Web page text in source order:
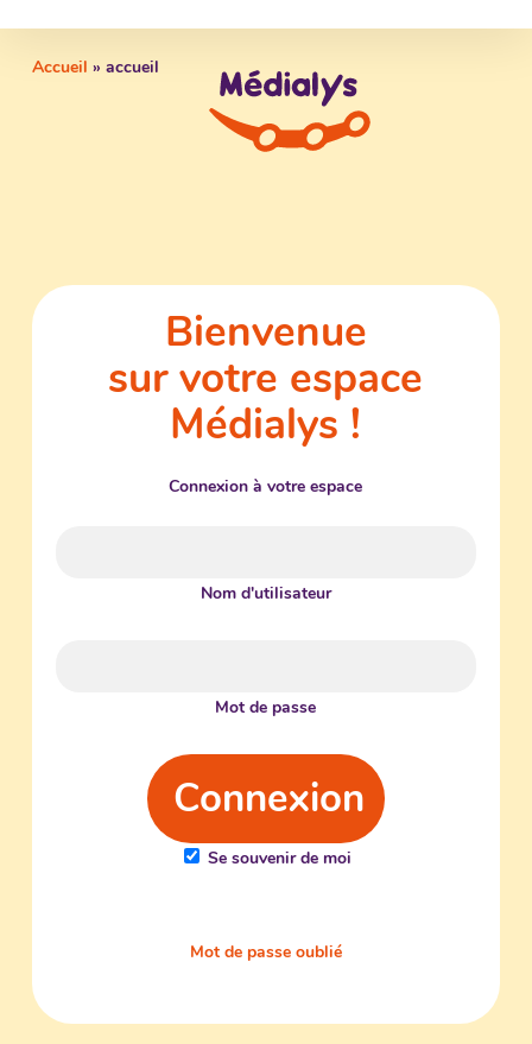
mainAccueil » accueil
Bienvenue
sur votre espace
Médialys !
Connexion à votre espace
Nom d'utilisateur
Mot de passe
Se souvenir de moi
Mot de passe oublié